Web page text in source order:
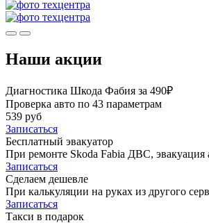
Наши акции
Диагностика Шкода Фабия за 490₽
Проверка авто по 43 параметрам
539 руб
Записаться
Бесплатный эвакуатор
При ремонте Skoda Fabia ДВС,
Записаться
Сделаем дешевле
При калькуляции на руках из другого
Записаться
Такси в подарок